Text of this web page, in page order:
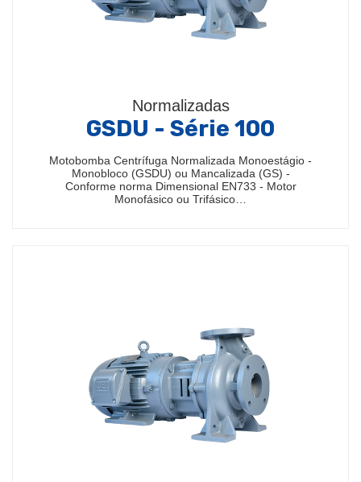
Normalizadas
GSDU - Série 100
Motobomba Centrífuga Normalizada Monoestágio -
Monobloco (GSDU) ou Mancalizada (GS) -
Conforme norma Dimensional EN733 - Motor
Monofásico ou Trifásico…